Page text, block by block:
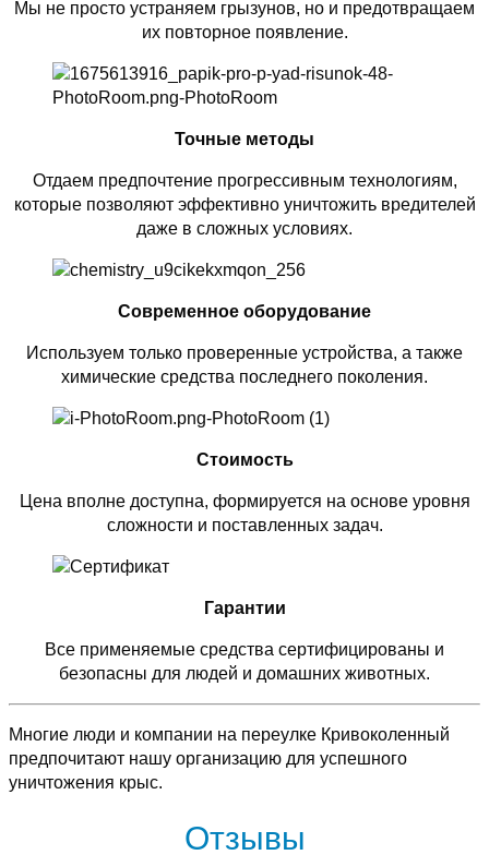
Мы не просто устраняем грызунов, но и предотвращаем
их повторное появление.
Точные методы
Отдаем предпочтение прогрессивным технологиям,
которые позволяют эффективно уничтожить вредителей
даже в сложных условиях.
Современное оборудование
Используем только проверенные устройства, а также
химические средства последнего поколения.
Стоимость
Цена вполне доступна, формируется на основе уровня
сложности и поставленных задач.
Гарантии
Все применяемые средства сертифицированы и
безопасны для людей и домашних животных.
Многие люди и компании на переулке Кривоколенный
предпочитают нашу организацию для успешного
уничтожения крыс.
Отзывы